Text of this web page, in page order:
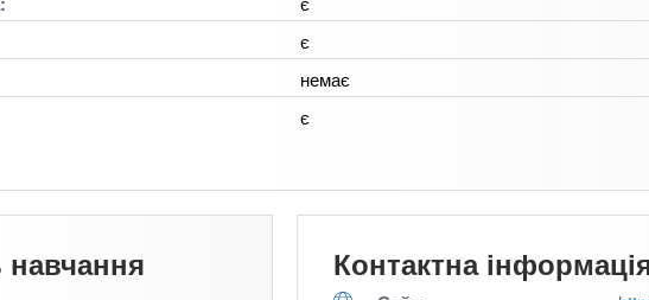
є
немає
є
навчання Контактна